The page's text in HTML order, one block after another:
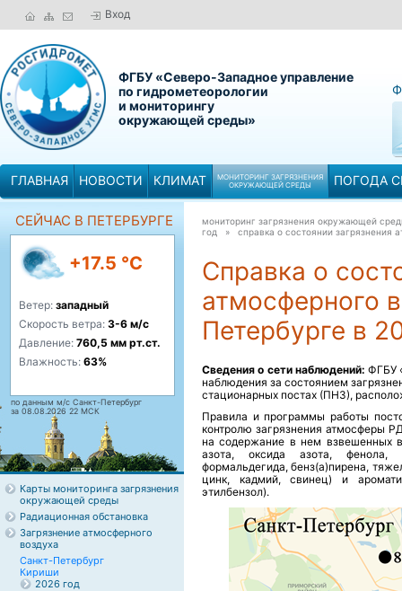
Вход
ФГБУ «Северо-Западное управление
по гидрометеорологии
и мониторингу
окружающей среды»
ГЛАВНАЯ НОВОСТИ КЛИМАТ
МОНИТОРИНГ ЗАГРЯЗНЕНИЯ
ОКРУЖАЮЩЕЙ СРЕДЫ
ПОГОДА
СЕЙЧАС В ПЕТЕРБУРГЕ
+17.5 °C
Ветер: западный
Скорость ветра: 3-6 м/с
Давление: 760,5 мм рт.ст.
Влажность: 63%
по данным м/с Санкт-Петербург
за 08.08.2026 22 МСК
Карты мониторинга загрязнения
окружающей среды
Радиационная обстановка
Загрязнение атмосферного
воздуха
Санкт-Петербург
Кириши
2026 год
мониторинг загрязнения окружающей
год » справка о состоянии загрязнения
Справка о
атмосферного
Петербурге в
Сведения о сети наблюдений: ФГБУ
наблюдения за состоянием
стационарных постах (ПНЗ),
Правила и программы работы
контролю загрязнения атмосферы
на содержание в нем взвешенных
азота, оксида азота, фенола,
формальдегида, бенз(а)пирена,
цинк, кадмий, свинец) и
этилбензол).